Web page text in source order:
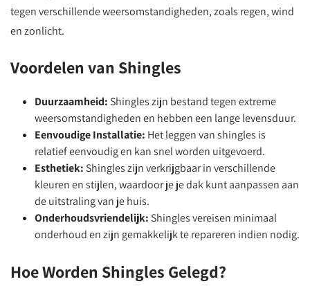
tegen verschillende weersomstandigheden, zoals regen, wind
en zonlicht.
Voordelen van Shingles
Duurzaamheid: Shingles zijn bestand tegen extreme
weersomstandigheden en hebben een lange levensduur.
Eenvoudige Installatie: Het leggen van shingles is
relatief eenvoudig en kan snel worden uitgevoerd.
Esthetiek: Shingles zijn verkrijgbaar in verschillende
kleuren en stijlen, waardoor je je dak kunt aanpassen aan
de uitstraling van je huis.
Onderhoudsvriendelijk: Shingles vereisen minimaal
onderhoud en zijn gemakkelijk te repareren indien nodig.
Hoe Worden Shingles Gelegd?